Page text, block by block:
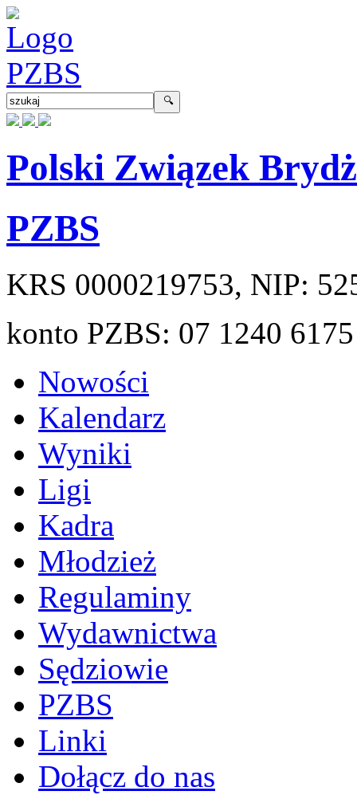
Polski Związek
PZBS
KRS 0000219753, NIP:
konto PZBS: 07 1240
Nowości
Kalendarz
Wyniki
Ligi
Kadra
Młodzież
Regulaminy
Wydawnictwa
Sędziowie
PZBS
Linki
Dołącz do nas